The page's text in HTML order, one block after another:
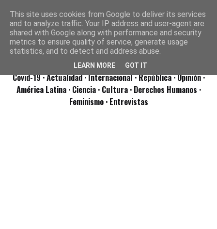
Covid-19· Actualidad· Internacional· República· Opinión·
América Latina · Ciencia · Cultura · Derechos Humanos ·
Feminismo · Entrevistas
This site uses cookies from Google to deliver its services
and to analyze traffic. Your IP address and user-agent are
shared with Google along with performance and security
metrics to ensure quality of service, generate usage
statistics, and to detect and address abuse.
LEARN MORE GOT IT